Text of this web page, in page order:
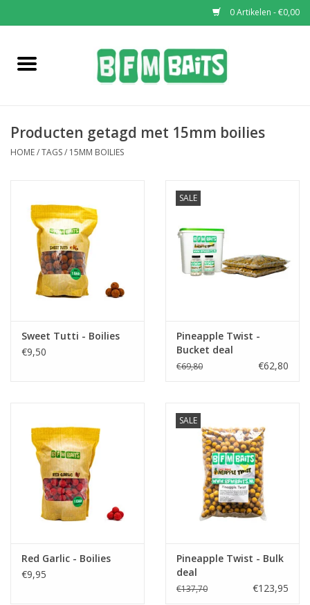
0 Artikelen - €0,00
Home
Soaks & Dips
Bucket Deals
Bulk Deals
Partikels & Pellets
Producten getagd met 15mm boilies
HOME/TAGS/ 15MM BOILIES
Sweet Tutti - Boilies
€9,50
SALE
Pineapple Twist -
Bucket deal
€69,80 €62,80
Red Garlic - Boilies
€9,95
SALE
Pineapple Twist - Bulk
deal
€137,70 €123,95